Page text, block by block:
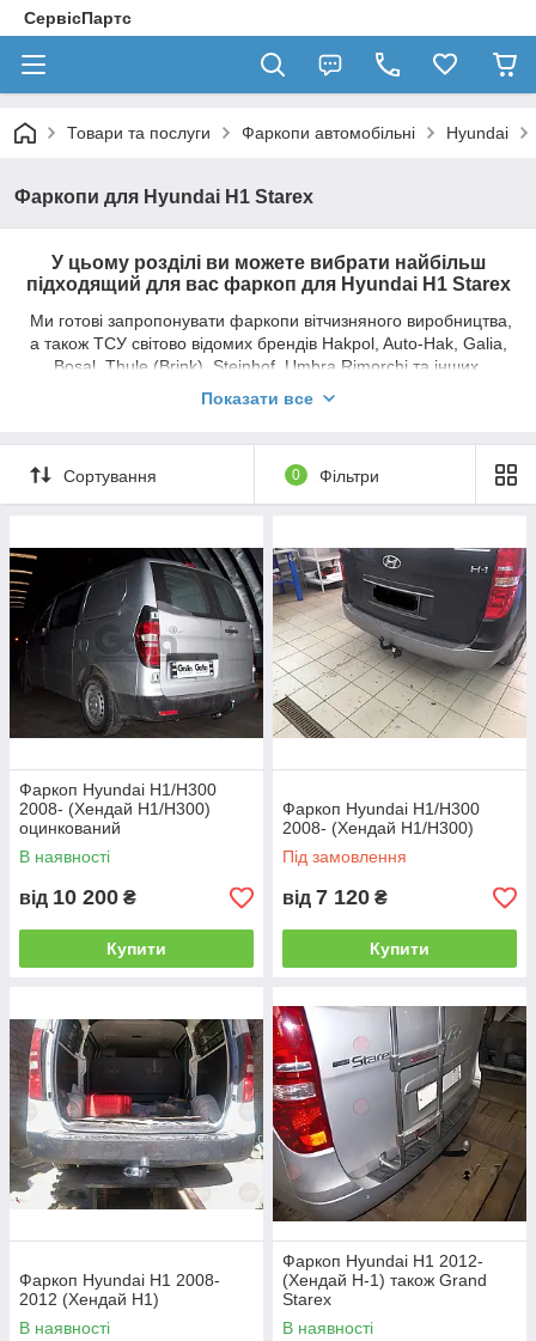
СервісПартс
Товари та послуги Фаркопи автомобільні Hyundai
Фаркопи для Hyundai H1 Starex
У цьому розділі ви можете вибрати найбільш
підходящий для вас фаркоп для Hyundai H1 Starex
Ми готові запропонувати фаркопи вітчизняного виробництва,
а також ТСУ світово відомих брендів Hakpol, Auto-Hak, Galia,
Bosal, Thule (Brink), Steinhof, Umbra Rimorchi та інших.
залежності від типу фаркопа.
Найбільш популярні - це звичайні умовно-
знімні, де крюк монтується на двох болтах.
Такі фаркопи мають доступну ціну і найвищі
технічні показники.
Більш зручними у використанні є фаркопи зі
1.Горизонтальний автомат на ручці
2. Вертикальний автомат на ключі
Показати все
Сортування 0 Фільтри
Фаркоп Hyundai H1/H300
2008- (Хендай Н1/Н300)
оцинкований
В наявності
від 10 200 ₴
Купити
Фаркоп Hyundai H1/H300
2008- (Хендай Н1/Н300)
Під замовлення
від 7 120 ₴
Купити
Фаркоп Hyundai H1 2008-
2012 (Хендай Н1)
В наявності
Фаркоп Hyundai H1 2012-
(Хендай Н-1) також Grand
Starex
В наявності